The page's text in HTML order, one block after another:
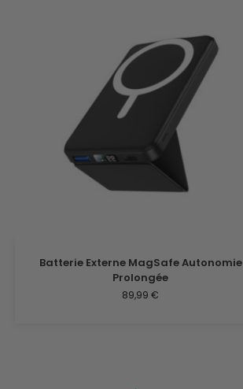
Batterie Externe MagSafe Autonomie
Prolongée
89,99€